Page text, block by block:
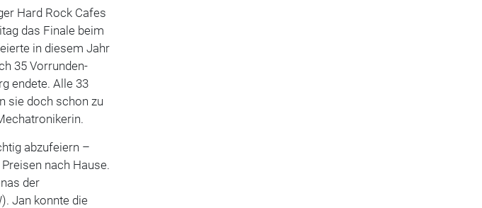
Hard Rock Cafes
das Finale beim
in diesem Jahr
35 Vorrunden-
endete. Alle 33
sie doch schon zu
abzufeiern –
nach Hause.
der
Jan konnte die